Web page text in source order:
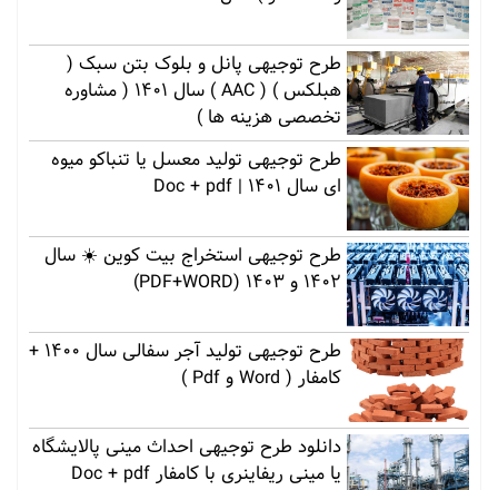
طرح توجیهی پانل و بلوک بتن سبک (
هبلکس ) ( AAC ) سال 1401 ( مشاوره
تخصصی هزینه ها )
طرح توجیهی تولید معسل یا تنباکو میوه
ای سال 1401 | Doc + pdf
طرح توجیهی استخراج بیت کوین ☀️ سال
1402 و 1403 (PDF+WORD)
طرح توجیهی تولید آجر سفالی سال 1400 +
کامفار ( Word و Pdf )
دانلود طرح توجیهی احداث مینی پالایشگاه
یا مینی ریفاینری با کامفار Doc + pdf